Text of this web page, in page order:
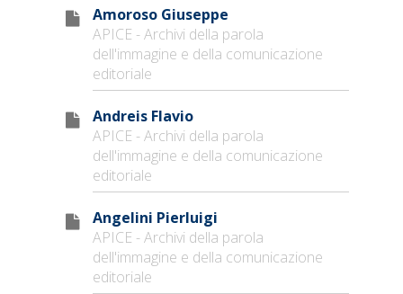
Amoroso Giuseppe
APICE - Archivi della parola
dell'immagine e della comunicazione
editoriale
Andreis Flavio
APICE - Archivi della parola
dell'immagine e della comunicazione
editoriale
Angelini Pierluigi
APICE - Archivi della parola
dell'immagine e della comunicazione
editoriale